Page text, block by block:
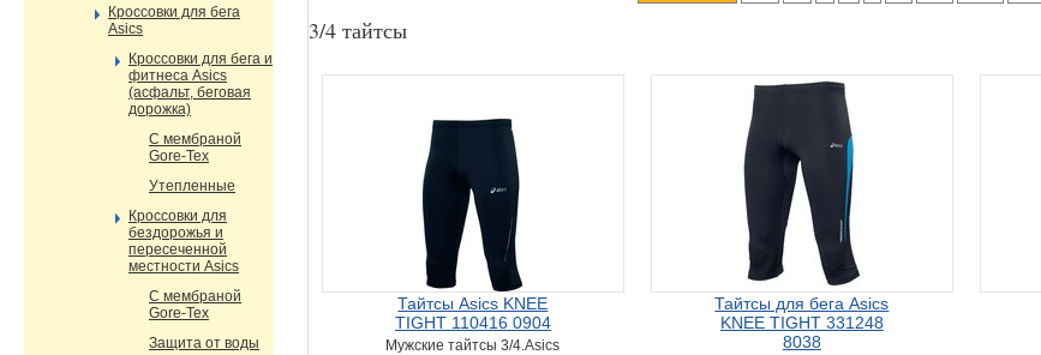
3/4 тайтсы
Тайтсы Asics KNEE
TIGHT 110416 0904
Мужские тайтсы 3/4.Asics
Тайтсы для бега Asics
KNEE TIGHT 331248
8038
Кроссовки для бега
Asics
Кроссовки для бега и
фитнеса Asics
(асфальт, беговая
дорожка)
С мембраной
Gore-Tex
Утепленные
Кроссовки для
бездорожья и
пересеченной
местности Asics
С мембраной
Gore-Tex
Защита от воды